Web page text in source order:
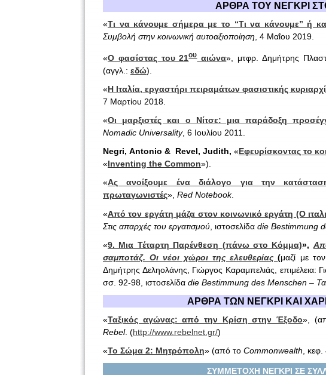
ΑΡΘΡΑ ΤOY ΝΕΓΚΡΙ
«Τι να κάνουμε σήμερα με το “Τι να κάνουμε” ή
Συμβολή στην κοινωνική αυτοαξιοποίηση , 4 Μαΐου 2019.
«Ο φασίστας του 21ουαιώνα», μτφρ. Δημήτρης
(αγγλ.: εδώ).
«Η Ιταλία, εργαστήρι πειραμάτων φασιστικής
7 Μαρτίου 2018.
«Οι μαρξιστές και ο Νίτσε: μια παράδοξη
Nomadic Universality, 6 Ιουλίου 2011.
Negri, Antonio & Revel, Judith, «Εφευρίσκοντας το
«Inventing the Common»).
«Ας ανοίξουμε ένα διάλογο για την
πρωταγωνιστές», Red Notebook.
«Από τον εργάτη μάζα στον κοινωνικό εργάτη (Ο
Στις απαρχές του εργατισμού , ιστοσελίδα die Bestimmung
«9. Μια Τέταρτη Παρένθεση (πάνω στο Κόμμα)»,
σαμποτάζ. Οι νέοι χώροι της ελευθερίας(μαζί με
Δημήτρης Δεληολάνης, Γιώργος Καραμπελιάς,
σσ. 92-98, ιστοσελίδα die Bestimmung des Menschen –
ΑΡΘΡΑ ΤΩΝ ΝΕΓΚΡΙ ΚΑΙ
«Ταξικός αγώνας: από την Κρίση στην Έξοδο»,
Rebel. (http://www.rebelnet.gr/)
«Το Σώμα 2: Μητρόπολη» (από το Commonwealth ,
ΣΥΜΜΕΤΟΧΗ ΝΕΓΚΡΙ ΣΕ